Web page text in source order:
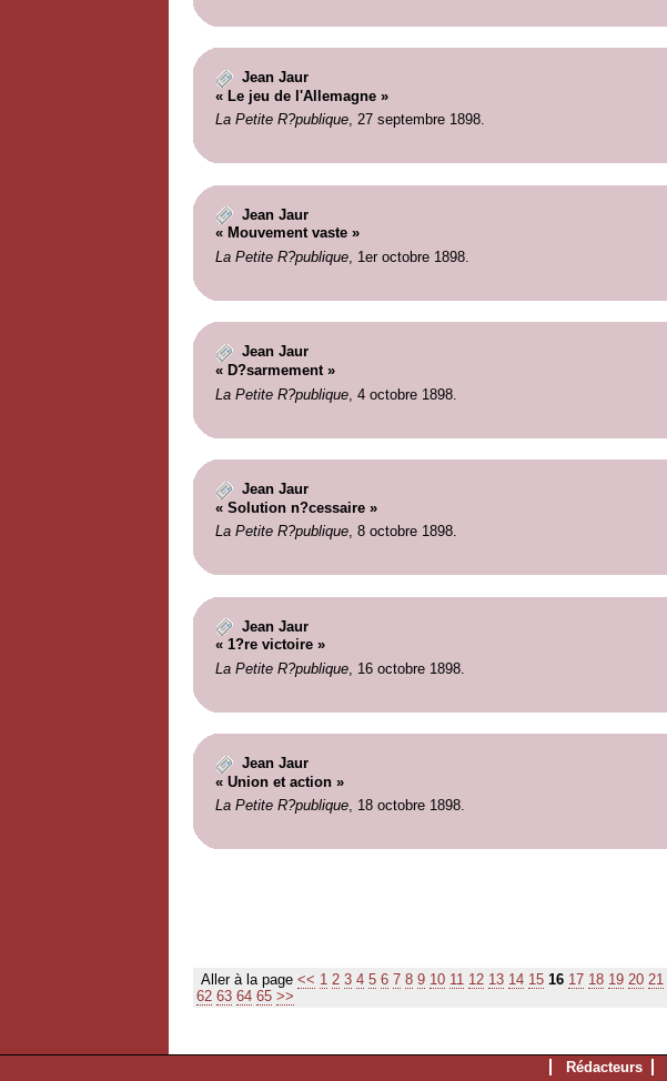
Jean Jaur
« Le jeu de l'Allemagne »
La Petite R?publique, 27 septembre 1898.
Jean Jaur
« Mouvement vaste »
La Petite R?publique, 1er octobre 1898.
Jean Jaur
« D?sarmement »
La Petite R?publique, 4 octobre 1898.
Jean Jaur
« Solution n?cessaire »
La Petite R?publique, 8 octobre 1898.
Jean Jaur
« 1?re victoire »
La Petite R?publique, 16 octobre 1898.
Jean Jaur
« Union et action »
La Petite R?publique, 18 octobre 1898.
Aller à la page << 1 2 3 4 5 6 7 8 9 10 11 12 13 14 15 16 17 18 19 20 21
62 63 64 65 >>
Rédacteurs